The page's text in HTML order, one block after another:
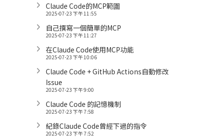
Claude Code的MCP範圍
2025-07-23 下午 11:55
自己撰寫一個簡單的MCP
2025-07-23 下午 11:27
在Claude Code使用MCP功能
2025-07-23 下午 10:06
Claude Code + GitHub Actions自動修改
Issue
2025-07-23 下午 9:00
Claude Code 的記憶機制
2025-07-23 下午 7:58
紀錄Claude Code曾經下過的指令
2025-07-23 下午 7:52